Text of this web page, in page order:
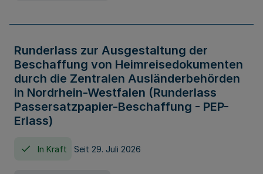
Runderlass zur Ausgestaltung der
Beschaffung von Heimreisedokumenten
durch die Zentralen Ausländerbehörden
in Nordrhein-Westfalen (Runderlass
Passersatzpapier-Beschaffung - PEP-
Erlass)
In Kraft Seit 29. Juli 2026